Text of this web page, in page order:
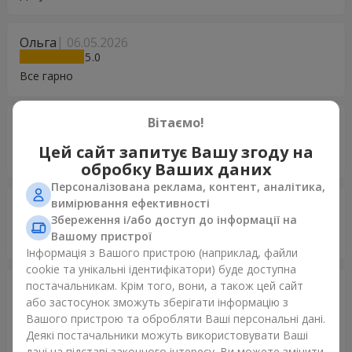
Ольга 06.05.2026
5
Все гарно
Супер
Анастасія 22.10.2025
5
Все добре! Дякую
Еліна 12.10.2025
5
Користувалася цією доставкою квітів вперше. Додаток
зручний, дуже великий вибір квітів. Сервіс дуже класний.
Вітаємо!
Цей сайт запитує Вашу згоду на
обробку Ваших даних
Персоналізована реклама, контент, аналітика,
вимірювання ефективності
Збереження і/або доступ до інформації на
Вашому пристрої
Інформація з Вашого пристрою (наприклад, файли
cookie та унікальні ідентифікатори) буде доступна
постачальникам. Крім того, вони, а також цей сайт
або застосунок зможуть зберігати інформацію з
Вашого пристрою та обробляти Ваші персональні дані.
Деякі постачальники можуть використовувати Ваші